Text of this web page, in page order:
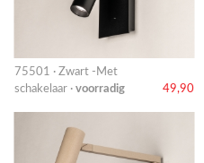
75501 · Zwart -Met
schakelaar · voorradig 49,90